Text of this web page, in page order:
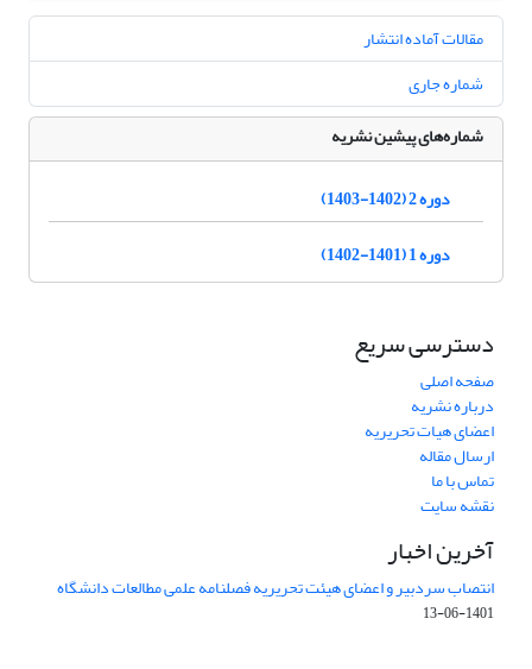
مقالات آماده انتشار
شماره جاری
شماره‌های پیشین نشریه
دوره 2 (1402-1403)
دوره 1 (1401-1402)
دسترسی سریع
صفحه اصلی
درباره نشریه
اعضای هیات تحریریه
ارسال مقاله
تماس با ما
نقشه سایت
آخرین اخبار
انتصاب سردبیر و اعضای هیئت تحریریه فصلنامه علمی مطالعات دانشگاه
1401-06-13